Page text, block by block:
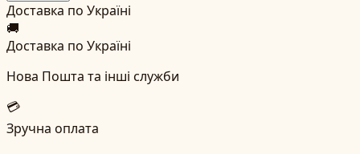
Доставка по Україні
🚚
Доставка по Україні
Нова Пошта та інші служби
💳
Зручна оплата